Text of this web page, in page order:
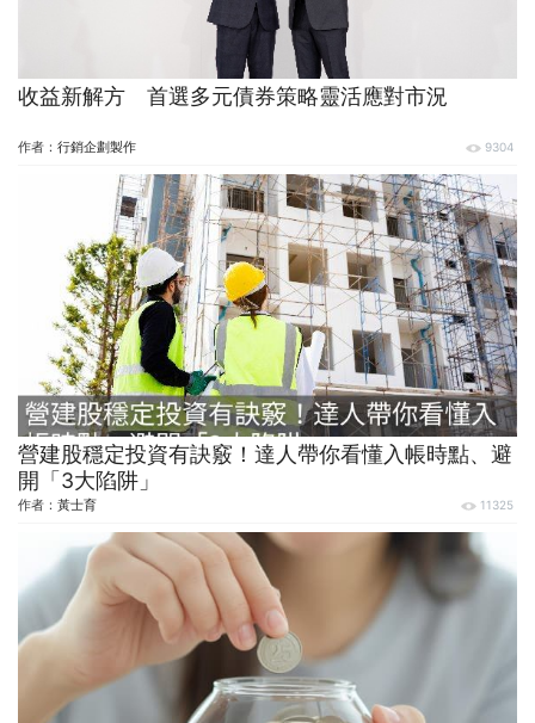
收益新解方 首選多元債券策略靈活應對市況
作者： 行銷企劃製作 9304
營建股穩定投資有訣竅！達人帶你看懂入帳時點、避
開「3大陷阱」
作者： 黃士育 11325